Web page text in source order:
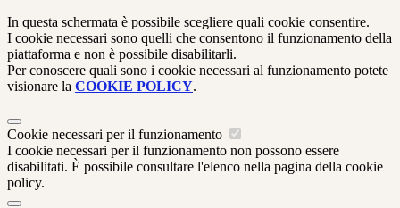
In questa schermata è possibile scegliere quali cookie consentire.
I cookie necessari sono quelli che consentono il funzionamento della
piattaforma e non è possibile disabilitarli.
Per conoscere quali sono i cookie necessari al funzionamento potete
visionare la COOKIE POLICY.
Cookie necessari per il funzionamento
I cookie necessari per il funzionamento non possono essere
disabilitati. È possibile consultare l'elenco nella pagina della cookie
policy.